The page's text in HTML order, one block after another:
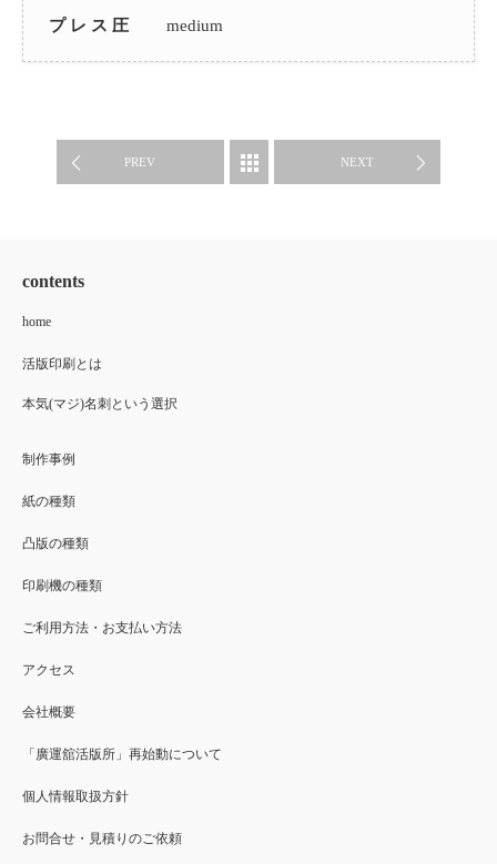
プ レ ス 圧 medium
PREV
制作事例 NEXT
contents
home
活版印刷とは
本気(マジ)名刺という選択
制作事例
紙の種類
凸版の種類
印刷機の種類
ご利用方法・お支払い方法
アクセス
会社概要
「廣運舘活版所」再始動について
個人情報取扱方針
お問合せ・見積りのご依頼